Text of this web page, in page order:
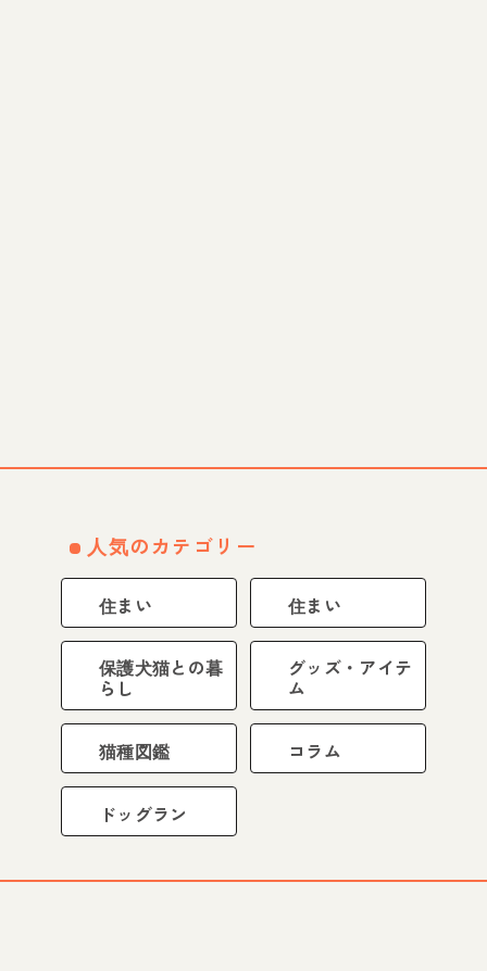
人気のカテゴリー
住まい 住まい
保護犬猫との暮
らし
グッズ・アイテ
ム
猫種図鑑 コラム
ドッグラン